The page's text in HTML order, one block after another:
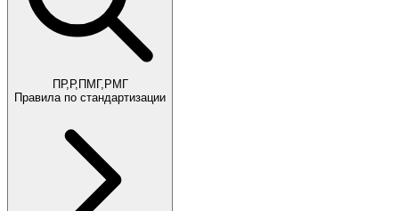
ПР,Р,ПМГ,РМГ
Правила по стандартизации